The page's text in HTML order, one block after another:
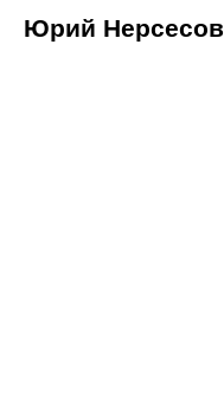
Юрий Нерсесов